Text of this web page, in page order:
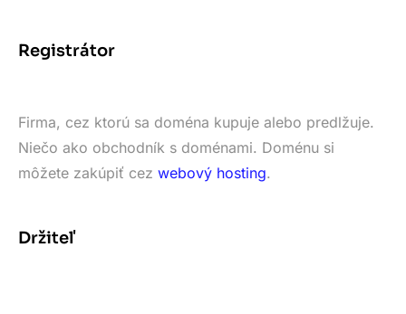
Registrátor
Firma, cez ktorú sa doména kupuje alebo predlžuje.
Niečo ako obchodník s doménami. Doménu si
môžete zakúpiť cez webový hosting.
Držiteľ